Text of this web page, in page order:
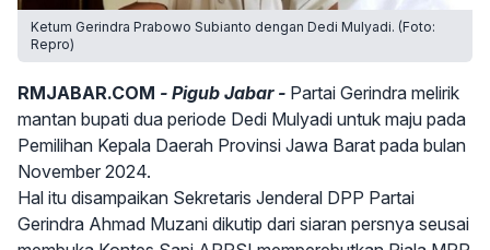
Ketum Gerindra Prabowo Subianto dengan Dedi Mulyadi. (Foto:
Repro)
RMJABAR.COM - Pigub Jabar - Partai Gerindra melirik
mantan bupati dua periode Dedi Mulyadi untuk maju pada
Pemilihan Kepala Daerah Provinsi Jawa Barat pada bulan
November 2024.
Hal itu disampaikan Sekretaris Jenderal DPP Partai
Gerindra Ahmad Muzani dikutip dari siaran persnya seusai